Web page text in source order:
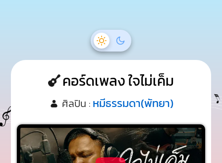
คอร์ดเพลง ใจไม่เค็ม
ศิลปิน : หมีธรรมดา(พัทยา)